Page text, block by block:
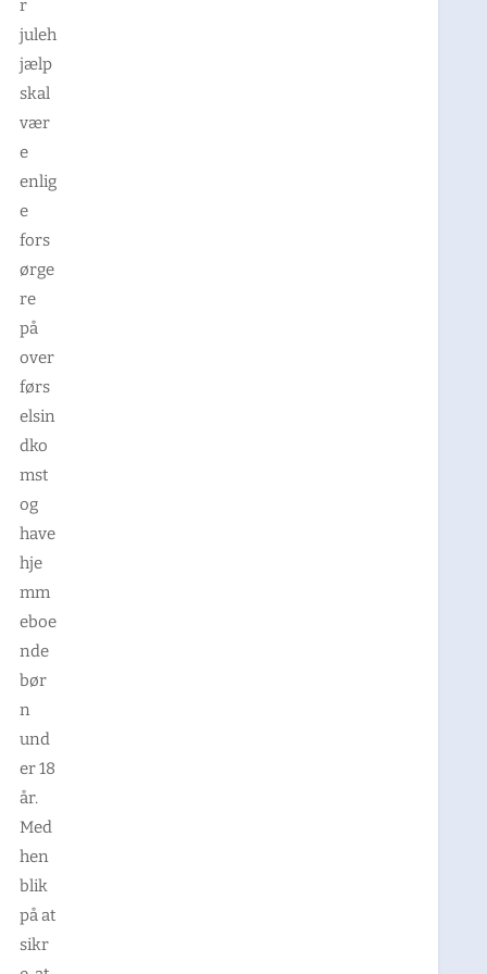
r
juleh
jælp
skal
vær
e
enlig
e
fors
ørge
re
på
over
førs
elsin
dko
mst
og
have
hje
mm
eboe
nde
bør
n
und
er 18
år.
Med
hen
blik
på at
sikr